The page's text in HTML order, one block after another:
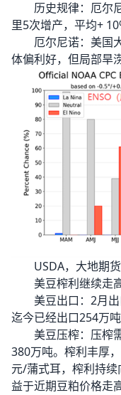
历史规律：厄尔尼
里5次增产，平均+
厄尔尼诺：美国大
体偏利好，但局部旱
USDA，大地期货
美豆榨利继续走
美豆出口：2月出
迄今已经出口254万吨
美豆压榨：压榨需
380万吨。榨利丰厚
元/蒲式耳，榨利持
益于近期豆粕价格走高